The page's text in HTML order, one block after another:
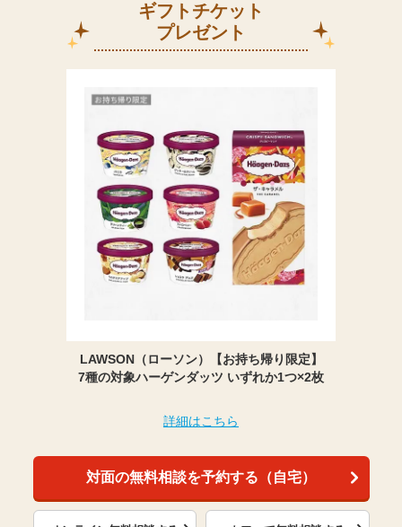
ギフトチケット
プレゼント
LAWSON（ローソン）【お持ち帰り限定】
7種の対象ハーゲンダッツ いずれか1つ×2枚
詳細はこちら
対面の無料相談を予約する（自宅）